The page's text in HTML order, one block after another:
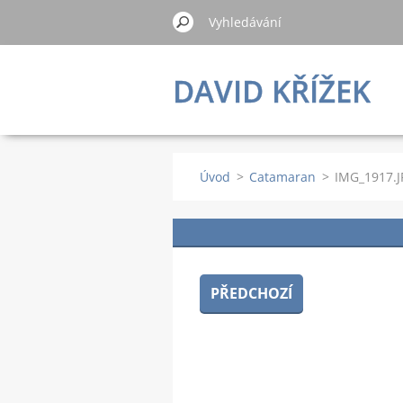
DAVID KŘÍŽEK
Úvod > Catamaran >
PŘEDCHOZÍ